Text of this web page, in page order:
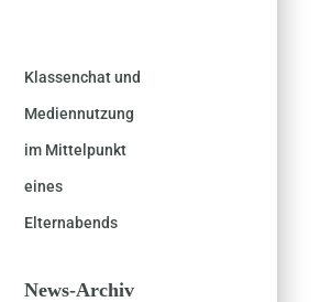
Klassenchat und
Mediennutzung
im Mittelpunkt
eines
Elternabends
News-Archiv